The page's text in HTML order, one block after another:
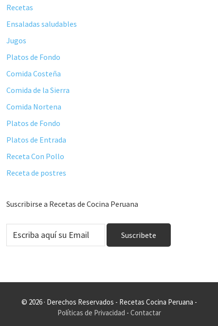
Recetas
Ensaladas saludables
Jugos
Platos de Fondo
Comida Costeña
Comida de la Sierra
Comida Nortena
Platos de Fondo
Platos de Entrada
Receta Con Pollo
Receta de postres
Suscribirse a Recetas de Cocina Peruana
© 2026 · Derechos Reservados - Recetas Cocina Peruana -
Políticas de Privacidad - Contactar